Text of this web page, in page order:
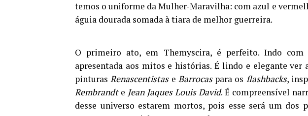
temos o uniforme da Mulher-Maravilha: com azul e
águia dourada somada à tiara de melhor guerreira.
O primeiro ato, em Themyscira, é perfeito. Indo com
apresentada aos mitos e histórias. É lindo e elegante ver
pinturasRenascentistase Barrocaspara os flashbacks,
Rembrandte Jean Jaques Louis David. É compreensível
desse universo estarem mortos, pois esse será um dos